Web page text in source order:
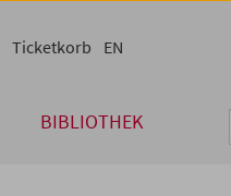
BIBLIOTHEK
Ticketkorb EN